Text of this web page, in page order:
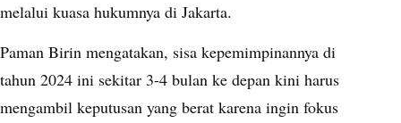
melalui kuasa hukumnya di Jakarta.
Paman Birin mengatakan, sisa kepemimpinannya di
tahun 2024 ini sekitar 3-4 bulan ke depan kini harus
mengambil keputusan yang berat karena ingin fokus